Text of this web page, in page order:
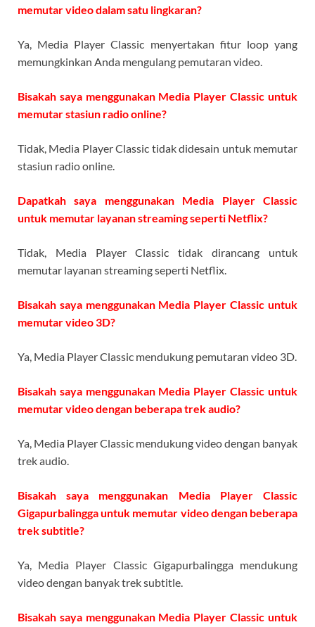
memutar video dalam satu lingkaran?
Ya, Media Player Classic menyertakan fitur loop yang
memungkinkan Anda mengulang pemutaran video.
Bisakah saya menggunakan Media Player Classic untuk
memutar stasiun radio online?
Tidak, Media Player Classic tidak didesain untuk memutar
stasiun radio online.
Dapatkah saya menggunakan Media Player Classic
untuk memutar layanan streaming seperti Netflix?
Tidak, Media Player Classic tidak dirancang untuk
memutar layanan streaming seperti Netflix.
Bisakah saya menggunakan Media Player Classic untuk
memutar video 3D?
Ya, Media Player Classic mendukung pemutaran video 3D.
Bisakah saya menggunakan Media Player Classic untuk
memutar video dengan beberapa trek audio?
Ya, Media Player Classic mendukung video dengan banyak
trek audio.
Bisakah saya menggunakan Media Player Classic
Gigapurbalingga untuk memutar video dengan beberapa
trek subtitle?
Ya, Media Player Classic Gigapurbalingga mendukung
video dengan banyak trek subtitle.
Bisakah saya menggunakan Media Player Classic untuk